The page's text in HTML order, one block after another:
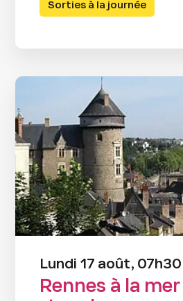
Sorties à la journée
Lundi 17 août, 07h30
Rennes à la